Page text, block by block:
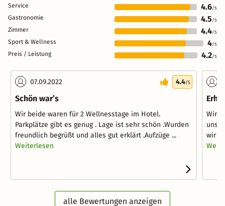
Service 4.6/5
Gastronomie 4.5 /5
Zimmer 4.4/5
Sport & Wellness 4/5
Preis / Leistung 4.2/5
07.09.2022 4.4/5
Schön war’s
Wir beide waren für 2 Wellnesstage im Hotel.
Parkplätze gibt es genug . Lage ist sehr schön .Wurden
freundlich begrüßt und alles gut erklärt .Aufzüge ...
Weiterlesen
Wir
wir
alle Bewertungen anzeigen